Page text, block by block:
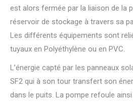
est alors fermée par la liaison de la
réservoir de stockage à travers sa
Les différents équipements sont
tuyaux en Polyéthylène ou en PVC.
L’énergie capté par les panneaux
SF2 qui à son tour transfert son
dans le puits. La pompe refoule ainsi